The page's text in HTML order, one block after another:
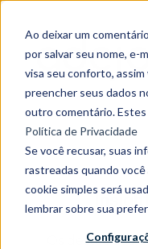
Ao deixar um
por salvar seu nome, e-
visa seu conforto, assim
preencher seus dados
outro comentário. Estes
Política de Privacidade
Se você recusar, suas
rastreadas quando
cookie simples será
lembrar sobre sua
Os destaques